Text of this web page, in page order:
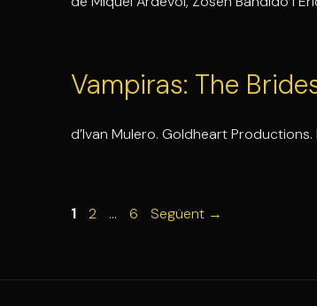
Vampiras: The
d’Ivan Mulero. Goldheart
Pàgina
1 Pàgina
2 … Pàgina
6 Següent →